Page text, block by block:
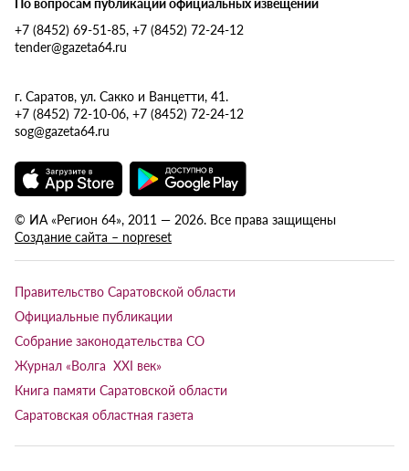
+7 (8452) 69-51-85, +7 (8452) 72-24-12
tender@gazeta64.ru
г. Саратов, ул. Сакко и Ванцетти, 41.
+7 (8452) 72-10-06, +7 (8452) 72-24-12
sog@gazeta64.ru
© ИА «Регион 64», 2011 — 2026. Все права защищены
Создание сайта – nopreset
Правительство Саратовской области
Официальные публикации
Собрание законодательства СО
Журнал «Волга XXI век»
Книга памяти Саратовской области
Саратовская областная газета